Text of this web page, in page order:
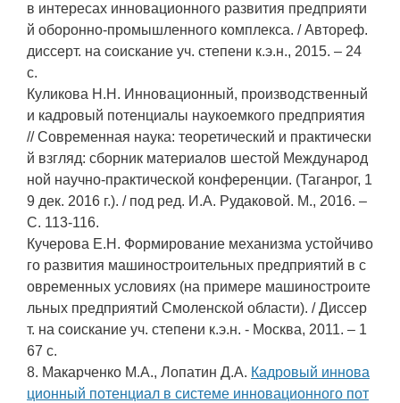
в интересах инновационного развития предприяти
й оборонно-промышленного комплекса. / Автореф.
диссерт. на соискание уч. степени к.э.н., 2015. – 24
с.
Куликова Н.Н. Инновационный, производственный
и кадровый потенциалы наукоемкого предприятия
// Современная наука: теоретический и практически
й взгляд: сборник материалов шестой Международ
ной научно-практической конференции. (Таганрог, 1
9 дек. 2016 г.). / под ред. И.А. Рудаковой. М., 2016. –
С. 113-116.
Кучерова Е.Н. Формирование механизма устойчиво
го развития машиностроительных предприятий в с
овременных условиях (на примере машиностроите
льных предприятий Смоленской области). / Диссер
т. на соискание уч. степени к.э.н. - Москва, 2011. – 1
67 с.
8. Макарченко М.А., Лопатин Д.А. Кадровый иннова
ционный потенциал в системе инновационного пот